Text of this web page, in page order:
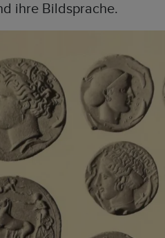
ihre Bildsprache.